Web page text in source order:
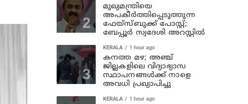
മുഖ്യമന്ത്രിയെ
അപകീർത്തിപ്പെടുത്തുന്ന
ഫേയ്സ്ബുക്ക് പോസ്റ്റ്;
ബേപ്പൂർ സ്വദേശി അറസ്റ്റിൽ
KERALA 1 hour ago
കനത്ത മഴ; അഞ്ച്‌
ജില്ലകളിലെ വിദ്യാഭ്യാസ
സ്ഥാപനങ്ങള്‍ക്ക് നാളെ
അവധി പ്രഖ്യാപിച്ചു
KERALA 1 hour ago